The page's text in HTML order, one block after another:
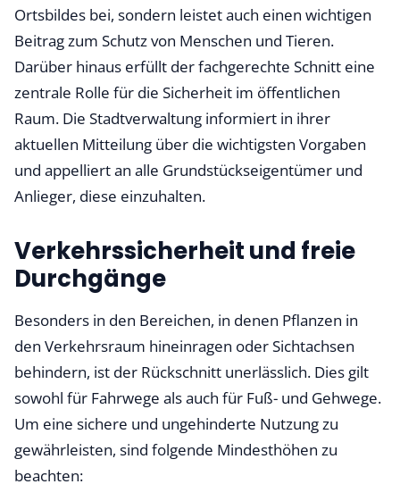
Ortsbildes bei, sondern leistet auch einen wichtigen
Beitrag zum Schutz von Menschen und Tieren.
Darüber hinaus erfüllt der fachgerechte Schnitt eine
zentrale Rolle für die Sicherheit im öffentlichen
Raum. Die Stadtverwaltung informiert in ihrer
aktuellen Mitteilung über die wichtigsten Vorgaben
und appelliert an alle Grundstückseigentümer und
Anlieger, diese einzuhalten.
Verkehrssicherheit und freie
Durchgänge
Besonders in den Bereichen, in denen Pflanzen in
den Verkehrsraum hineinragen oder Sichtachsen
behindern, ist der Rückschnitt unerlässlich. Dies gilt
sowohl für Fahrwege als auch für Fuß- und Gehwege.
Um eine sichere und ungehinderte Nutzung zu
gewährleisten, sind folgende Mindesthöhen zu
beachten: